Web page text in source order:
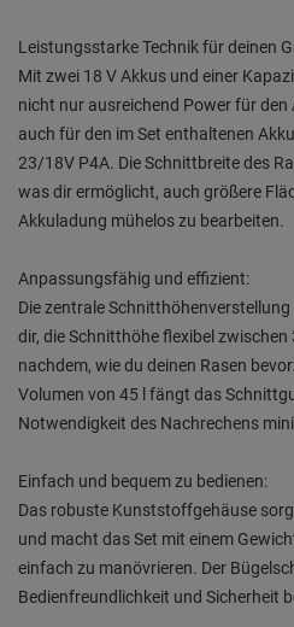
Leistungsstarke Technik für deinen
Mit zwei 18 V Akkus und einer
nicht nur ausreichend Power für den
auch für den im Set enthaltenen
23/18V P4A. Die Schnittbreite des
was dir ermöglicht, auch größere
Akkuladung mühelos zu bearbeiten.
Anpassungsfähig und effizient:
Die zentrale
dir, die Schnitthöhe flexibel
nachdem, wie du deinen Rasen
Volumen von 45 l fängt das
Notwendigkeit des Nachrechens
Einfach und bequem zu bedienen:
Das robuste Kunststoffgehäuse
und macht das Set mit einem
einfach zu manövrieren. Der
Bedienfreundlichkeit und Sicherheit